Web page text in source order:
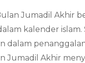
Jumadil Akhir
kalender islam.
dalam
Jumadil Akhir